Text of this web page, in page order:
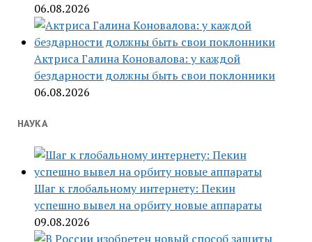
06.08.2026
Актриса Галина Коновалова: у каждой
бездарности должны быть свои поклонники
06.08.2026
НАУКА
Шаг к глобальному интернету: Пекин
успешно вывел на орбиту новые аппараты
09.08.2026